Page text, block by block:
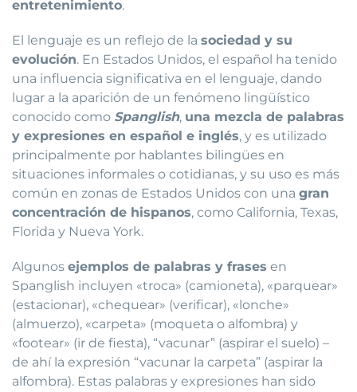
entretenimiento.
El lenguaje es un reflejo de la sociedad y su
evolución. En Estados Unidos, el español ha tenido
una influencia significativa en el lenguaje, dando
lugar a la aparición de un fenómeno lingüístico
conocido como Spanglish, una mezcla de palabras
y expresiones en español e inglés, y es utilizado
principalmente por hablantes bilingües en
situaciones informales o cotidianas, y su uso es más
común en zonas de Estados Unidos con una gran
concentración de hispanos, como California, Texas,
Florida y Nueva York.
Algunos ejemplos de palabras y frases en
Spanglish incluyen «troca» (camioneta), «parquear»
(estacionar), «chequear» (verificar), «lonche»
(almuerzo), «carpeta» (moqueta o alfombra) y
«footear» (ir de fiesta), “vacunar” (aspirar el suelo) –
de ahí la expresión “vacunar la carpeta” (aspirar la
alfombra). Estas palabras y expresiones han sido